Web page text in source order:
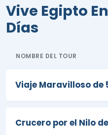
entre nuestros
Egipto para
país con los
Vive Egipto
Días
NOMBRE DEL TOUR
Viaje Maravilloso de
Crucero por el Nilo